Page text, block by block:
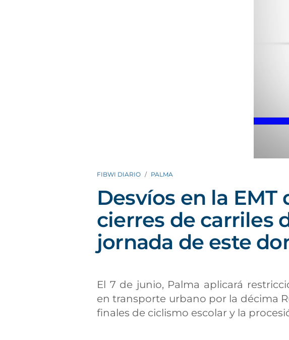
FIBWI DIARIO PALMA
Desvíos en la EMT
cierres de carriles
jornada de este
El 7 de junio, Palma aplicará
en transporte urbano por la décima
finales de ciclismo escolar y la